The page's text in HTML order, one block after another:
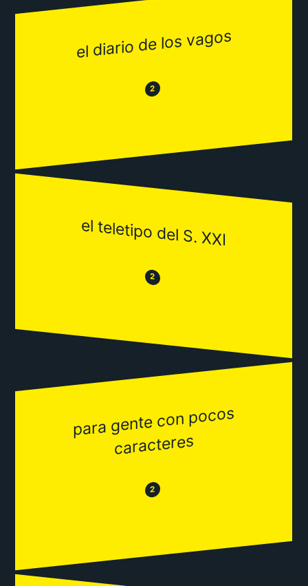
el diario de los vagos
😒 2 😂
el teletipo del S. XXI
😒 2 😂
para gente con pocos
caracteres
😒 2 😂